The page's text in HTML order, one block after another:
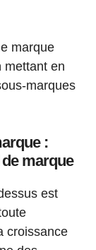
marque
mettant en
marques
:
marque
est
croissance